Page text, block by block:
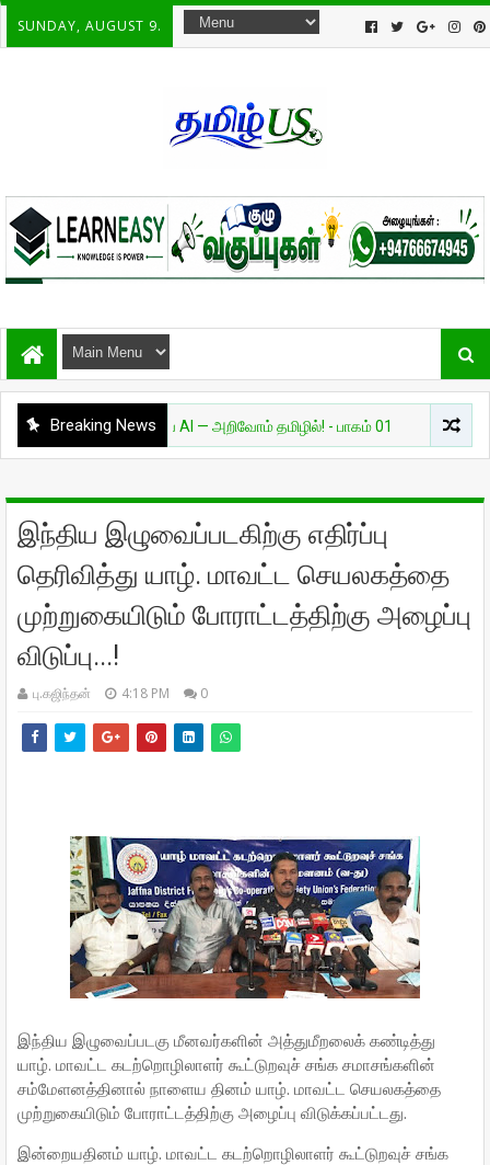
SUNDAY, AUGUST 9.
Breaking News
தேவை AI — அறிவோம் தமிழில்! - பாகம் 01 சுவாரசியம்
இந்திய இழுவைப்படகிற்கு எதிர்ப்பு
தெரிவித்து யாழ். மாவட்ட செயலகத்தை
முற்றுகையிடும் போராட்டத்திற்கு அழைப்பு
விடுப்பு...!
பு.கஜிந்தன் 4:18 PM 0
இந்திய இழுவைப்படகு மீனவர்களின் அத்துமீறலைக் கண்டித்து
யாழ். மாவட்ட கடற்றொழிலாளர் கூட்டுறவுச் சங்க சமாசங்களின்
சம்மேளனத்தினால் நாளைய தினம் யாழ். மாவட்ட செயலகத்தை
முற்றுகையிடும் போராட்டத்திற்கு அழைப்பு விடுக்கப்பட்டது.
இன்றையதினம் யாழ். மாவட்ட கடற்றொழிலாளர் கூட்டுறவுச் சங்க